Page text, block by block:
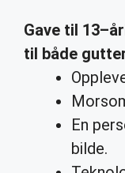
Gave til 13–
til både
En
bilde.